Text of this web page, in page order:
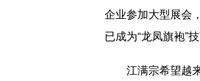
企业参加大型展会
已成为“龙凤旗袍”
江满宗希望越来